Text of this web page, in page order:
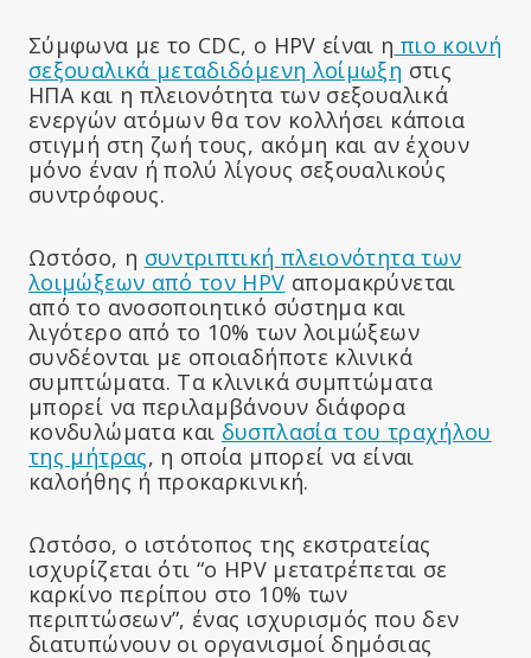
Σύμφωνα με το CDC, ο HPV είναι η πιο κοινή
σεξουαλικά μεταδιδόμενη λοίμωξη στις
ΗΠΑ και η πλειονότητα των σεξουαλικά
ενεργών ατόμων θα τον κολλήσει κάποια
στιγμή στη ζωή τους, ακόμη και αν έχουν
μόνο έναν ή πολύ λίγους σεξουαλικούς
συντρόφους.
Ωστόσο, η συντριπτική πλειονότητα των
λοιμώξεων από τον HPV απομακρύνεται
από το ανοσοποιητικό σύστημα και
λιγότερο από το 10% των λοιμώξεων
συνδέονται με οποιαδήποτε κλινικά
συμπτώματα. Τα κλινικά συμπτώματα
μπορεί να περιλαμβάνουν διάφορα
κονδυλώματα και δυσπλασία του τραχήλου
της μήτρας, η οποία μπορεί να είναι
καλοήθης ή προκαρκινική.
Ωστόσο, ο ιστότοπος της εκστρατείας
ισχυρίζεται ότι “ο HPV μετατρέπεται σε
καρκίνο περίπου στο 10% των
περιπτώσεων”, ένας ισχυρισμός που δεν
διατυπώνουν οι οργανισμοί δημόσιας